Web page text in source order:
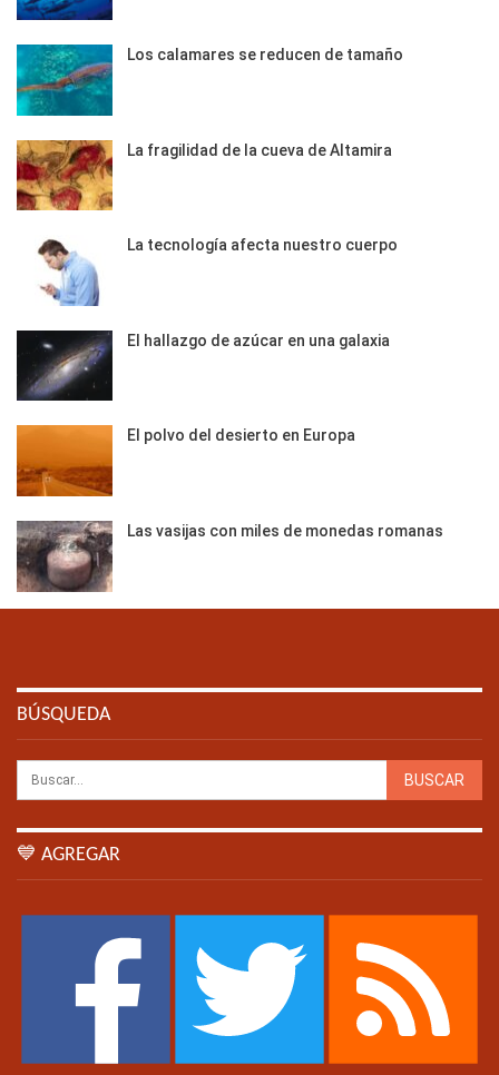
Los calamares se reducen de tamaño
La fragilidad de la cueva de Altamira
La tecnología afecta nuestro cuerpo
El hallazgo de azúcar en una galaxia
El polvo del desierto en Europa
Las vasijas con miles de monedas romanas
BÚSQUEDA
💙 AGREGAR